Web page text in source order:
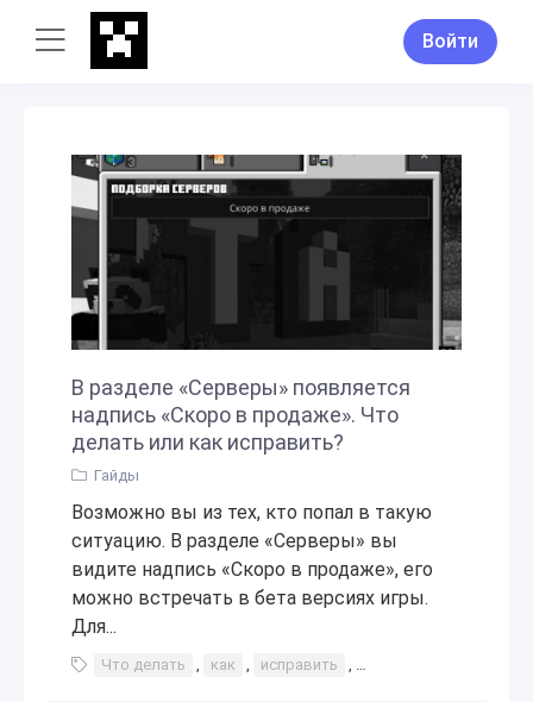
Войти
В разделе «Серверы» появляется
надпись «Скоро в продаже». Что
делать или как исправить?
Гайды
Возможно вы из тех, кто попал в такую
ситуацию. В разделе «Серверы» вы
видите надпись «Скоро в продаже», его
можно встречать в бета версиях игры.
Для...
Что делать , как , исправить , как исправить